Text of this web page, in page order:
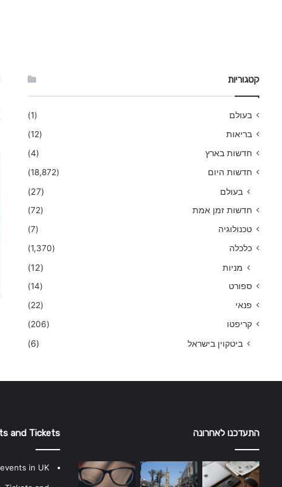
קטגוריות
בעולם
(1)
בריאות
(12)
חדשות בארץ
(4)
חדשות היום
(18,872)
בעולם (27)
חדשות זמן אמת
(72)
טכנולוגיה
(7)
כלכלה
(1,370)
מניות (12)
ספורט
(14)
פנאי
(22)
קריפטו
(206)
ביטקוין בישראל (6)
התעדכנו לאחרונה and Tickets
in UK